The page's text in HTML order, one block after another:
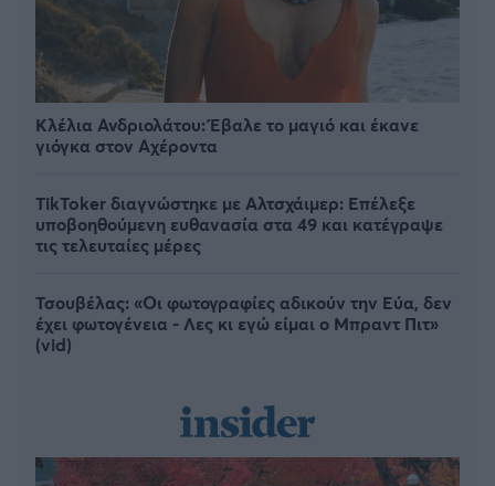
Κλέλια Ανδριολάτου: Έβαλε το μαγιό και έκανε
γιόγκα στον Αχέροντα
TikToker διαγνώστηκε με Αλτσχάιμερ: Επέλεξε
υποβοηθούμενη ευθανασία στα 49 και κατέγραψε
τις τελευταίες μέρες
Τσουβέλας: «Οι φωτογραφίες αδικούν την Εύα, δεν
έχει φωτογένεια - Λες κι εγώ είμαι ο Μπραντ Πιτ»
(vid)